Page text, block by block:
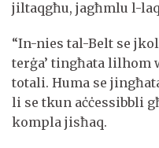
jiltaqgħu, jagħmlu l-
“In-nies tal-Belt se
terġa’ tingħata lilhom
totali. Huma se
li se tkun aċċessibbli
kompla jisħaq.